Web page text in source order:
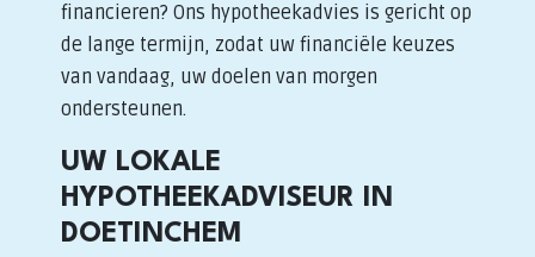
financieren? Ons hypotheekadvies is gericht op
de lange termijn, zodat uw financiële keuzes
van vandaag, uw doelen van morgen
ondersteunen.
UW LOKALE
HYPOTHEEKADVISEUR IN
DOETINCHEM